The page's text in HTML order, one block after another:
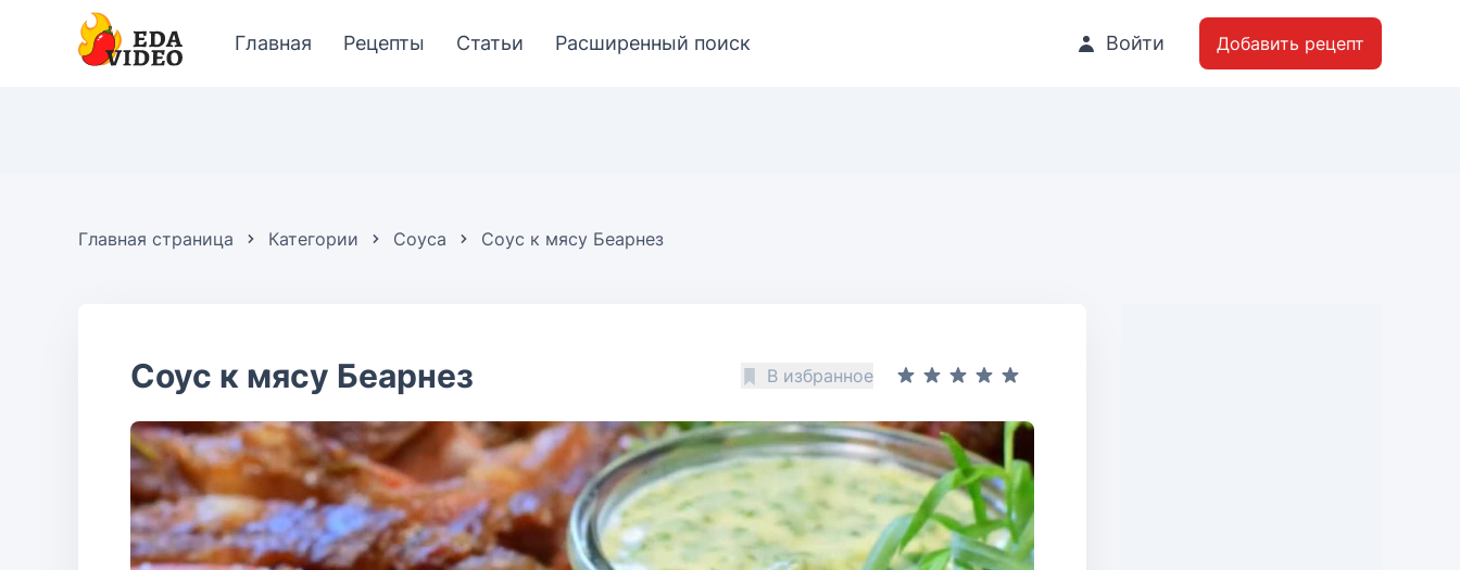
Главная Рецепты Статьи Расширенный поиск Войти Добавить рецепт
Главная страница Категории Соуса Соус к мясу Беарнез
Соус к мясу Беарнез В избранное